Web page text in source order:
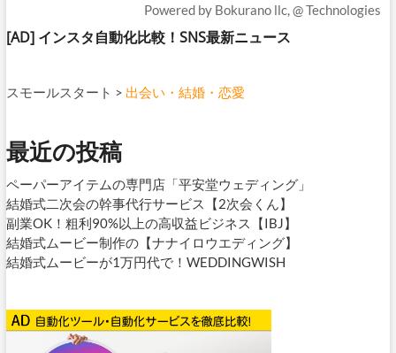
Powered by Bokurano llc,@ Technologies
[AD] インスタ自動化比較！SNS最新ニュース
スモールスタート > 出会い・結婚・恋愛
最近の投稿
ペーパーアイテムの専門店「平安堂ウェディング」
結婚式二次会の幹事代行サービス【2次会くん】
副業OK！粗利90%以上の高収益ビジネス【IBJ】
結婚式ムービー制作の【ナナイロウエディング】
結婚式ムービーが1万円代で！WEDDINGWISH